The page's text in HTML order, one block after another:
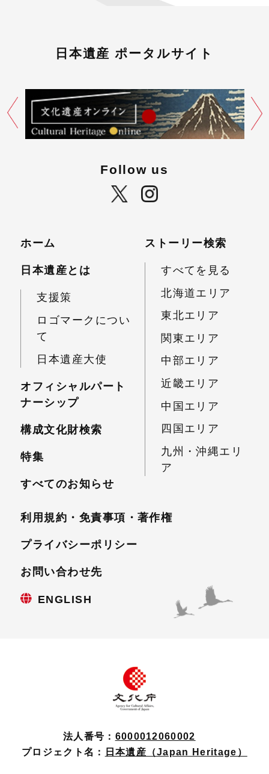
日本遺産 ポータルサイト
Follow us
ホーム
日本遺産とは
支援策
ロゴマークについ
て
日本遺産大使
オフィシャルパート
ナーシップ
構成文化財検索
特集
すべてのお知らせ
ストーリー検索
すべてを見る
北海道エリア
東北エリア
関東エリア
中部エリア
近畿エリア
中国エリア
四国エリア
九州・沖縄エリ
ア
利用規約・免責事項・著作権
プライバシーポリシー
お問い合わせ先
ENGLISH
法人番号： 6000012060002
プロジェクト名：
日本遺産（Japan Heritage）